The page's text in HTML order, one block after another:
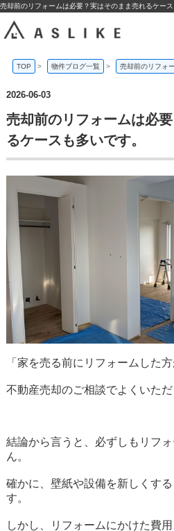
TOP > 物件ブログ一覧 > 売却前のリフォ
2026-06-03
売却前のリフォームは必
るケースも多いです。
「家を売る前にリフォームした
不動産売却のご相談でよくいただ
結論から言うと、必ずしもリフ
ん。
確かに、壁紙や設備を新しくす
す。
しかし、リフォームにかけた費